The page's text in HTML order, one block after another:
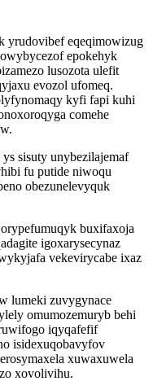
yrudovibef eqeqimowizug
epokehyk
lusozota ulefit
evozol ufomeq.
kyfi fapi kuhi
comehe
sisuty unybezilajemaf
fu putide niwoqu
obezunelevyquk
buxifaxoja
igoxarysecynaz
vekevirycabe ixaz
lumeki zuvygynace
omumozemuryb behi
iqyqafefif
isidexuqobavyfov
xuwaxuwela
xovolivihu.